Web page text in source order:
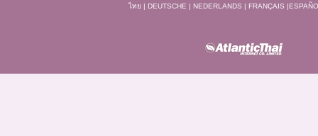
ไทย | DEUTSCHE | NEDERLANDS | FRANÇAIS |